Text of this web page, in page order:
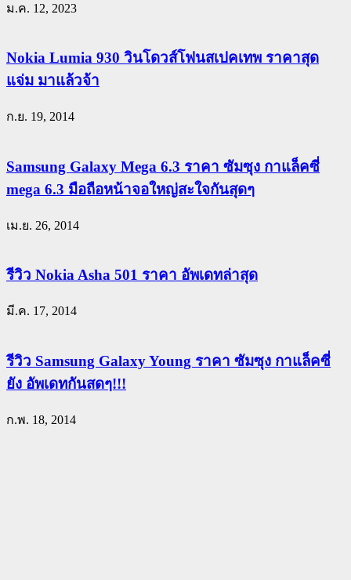
ม.ค. 12, 2023
Nokia Lumia 930 วินโดวส์โฟนสเปคเทพ ราคาสุด
แจ่ม มาแล้วจ้า
ก.ย. 19, 2014
Samsung Galaxy Mega 6.3 ราคา ซัมซุง กาแล็คซี่
mega 6.3 มือถือหน้าจอใหญ่สะใจกันสุดๆ
เม.ย. 26, 2014
รีวิว Nokia Asha 501 ราคา อัพเดทล่าสุด
มี.ค. 17, 2014
รีวิว Samsung Galaxy Young ราคา ซัมซุง กาแล็คซี่
ยัง อัพเดทกันสดๆ!!!
ก.พ. 18, 2014